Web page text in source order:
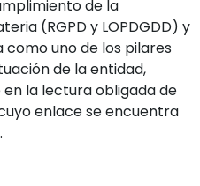
de la
(RGPD y LOPDGDD) y
uno de los pilares
de la entidad,
la lectura obligada de
enlace se encuentra